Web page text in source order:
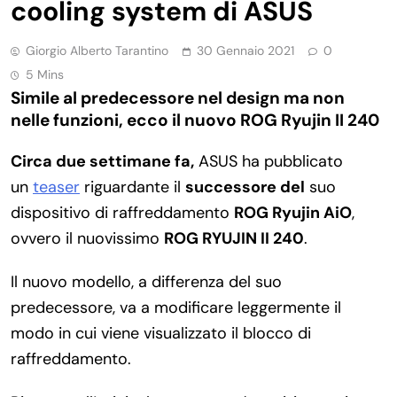
cooling system di ASUS
Giorgio Alberto Tarantino 30 Gennaio 2021
0
5 Mins
Simile al predecessore nel design ma non
nelle funzioni, ecco il nuovo ROG Ryujin II 240
Circa due settimane fa, ASUS ha pubblicato
un teaser riguardante il successore del suo
dispositivo di raffreddamento ROG Ryujin AiO,
ovvero il nuovissimo ROG RYUJIN II 240.
Il nuovo modello, a differenza del suo
predecessore, va a modificare leggermente il
modo in cui viene visualizzato il blocco di
raffreddamento.